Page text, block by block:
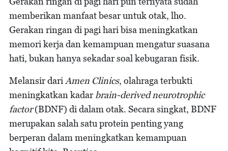
memberikan manfaat besar untuk otak, lho.
Gerakan ringan di pagi hari bisa meningkatkan
memori kerja dan kemampuan mengatur suasana
hati, bukan hanya sekadar soal kebugaran fisik.
Melansir dari Amen Clinics, olahraga terbukti
meningkatkan kadarbrain-derived neurotrophic
factor(BDNF) di dalam otak. Secara singkat, BDNF
merupakan salah satu protein penting yang
berperan dalam meningkatkan kemampuan